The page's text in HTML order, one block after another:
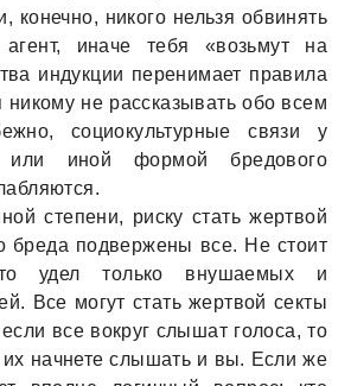
конечно, никого нельзя обвинять
иначе тебя «возьмут на
индукции перенимает правила
никому не рассказывать обо всем
социокультурные связи у
иной формой бредового
степени, риску стать жертвой
бреда подвержены все. Не стоит
удел только внушаемых и
Все могут стать жертвой секты
все вокруг слышат голоса, то
их начнете слышать и вы. Если же